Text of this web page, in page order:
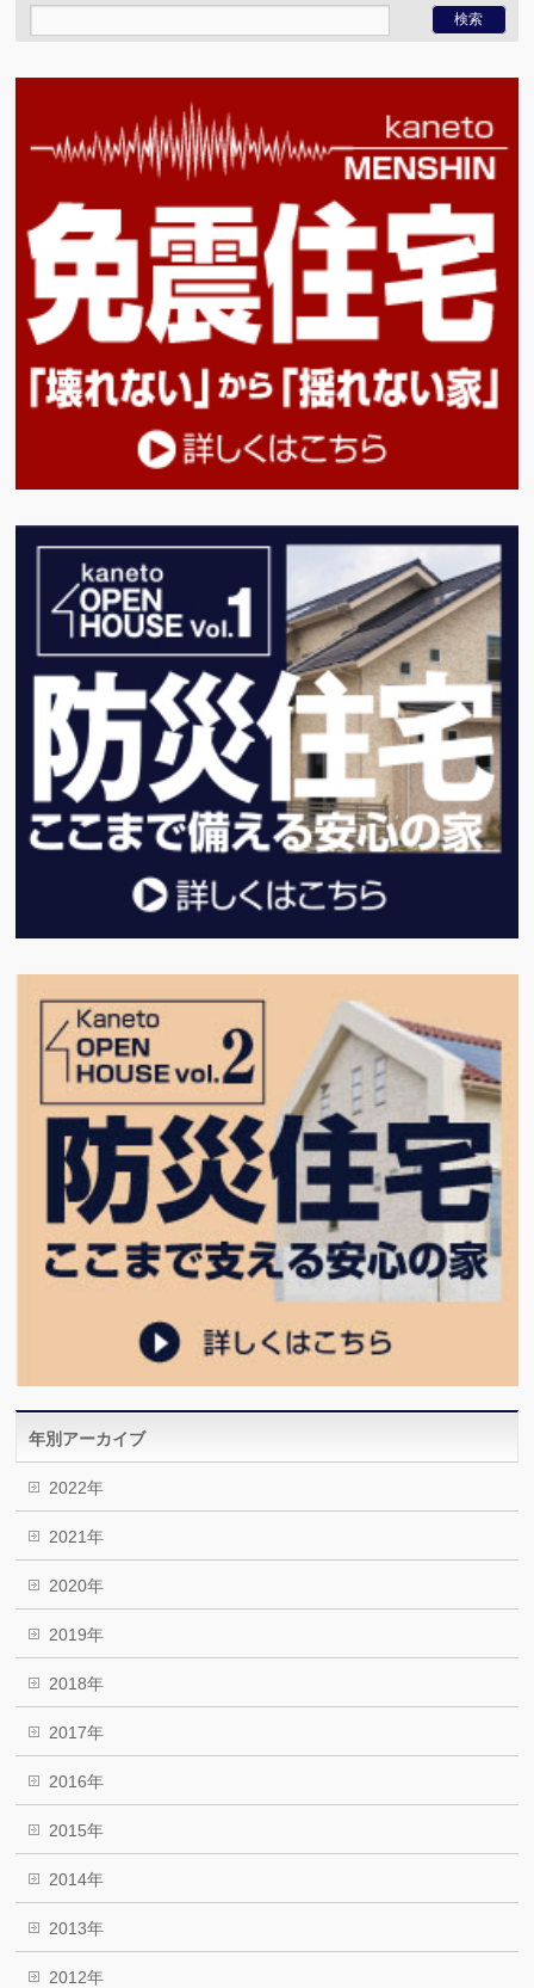
年別アーカイブ
2022年
2021年
2020年
2019年
2018年
2017年
2016年
2015年
2014年
2013年
2012年